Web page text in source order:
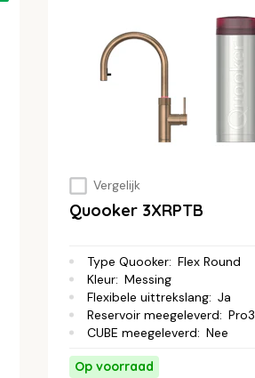
Vergelijk
Quooker 3XRPTB
Type Quooker: Flex Round
Kleur: Messing
Flexibele uittrekslang: Ja
Reservoir meegeleverd: Pro3
CUBE meegeleverd: Nee
Op voorraad